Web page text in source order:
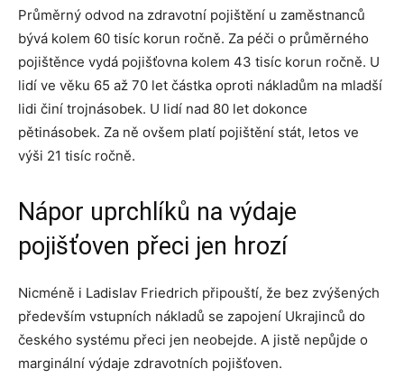
Průměrný odvod na zdravotní pojištění u zaměstnanců
bývá kolem 60 tisíc korun ročně. Za péči o průměrného
pojištěnce vydá pojišťovna kolem 43 tisíc korun ročně. U
lidí ve věku 65 až 70 let částka oproti nákladům na mladší
lidi činí trojnásobek. U lidí nad 80 let dokonce
pětinásobek. Za ně ovšem platí pojištění stát, letos ve
výši 21 tisíc ročně.
Nápor uprchlíků na výdaje
pojišťoven přeci jen hrozí
Nicméně i Ladislav Friedrich připouští, že bez zvýšených
především vstupních nákladů se zapojení Ukrajinců do
českého systému přeci jen neobejde. A jistě nepůjde o
marginální výdaje zdravotních pojišťoven.